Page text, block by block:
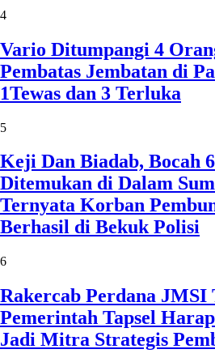
4
Vario Ditumpangi 4
Pembatas Jembatan di
1Tewas dan 3 Terluka
5
Keji Dan Biadab, Bocah
Ditemukan di Dalam
Ternyata Korban
Berhasil di Bekuk Polisi
6
Rakercab Perdana JMSI
Pemerintah Tapsel
Jadi Mitra Strategis